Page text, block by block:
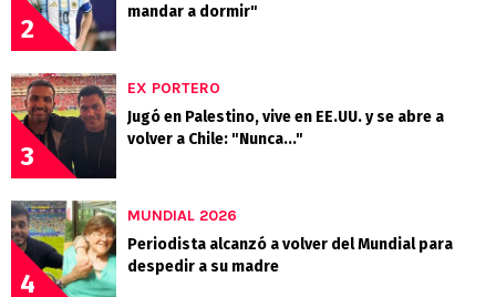
2
mandar a dormir"
3
EX PORTERO
Jugó en Palestino, vive en EE.UU. y se abre a
volver a Chile: "Nunca..."
4
MUNDIAL 2026
Periodista alcanzó a volver del Mundial para
despedir a su madre